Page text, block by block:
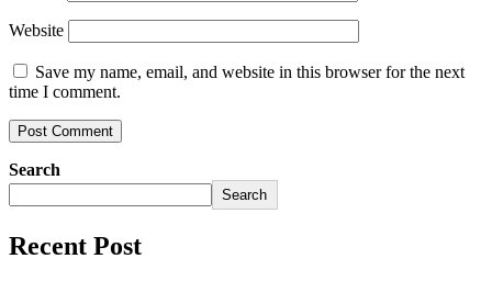
Website
Save my name, email, and website in this browser for the next
time I comment.
Search
Search
Recent Post